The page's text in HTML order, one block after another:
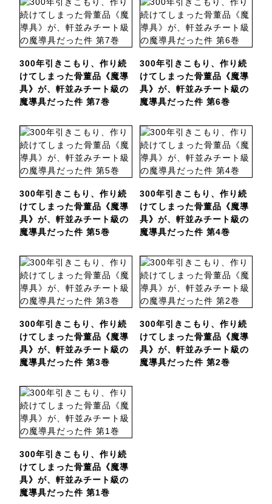
300年引きこもり、作り続
けてしまった骨董品《魔導
具》が、軒並みチート級の
魔導具だった件 第7巻
300年引きこもり、作り続
けてしまった骨董品《魔導
具》が、軒並みチート級の
魔導具だった件 第6巻
300年引きこもり、作り続
けてしまった骨董品《魔導
具》が、軒並みチート級の
魔導具だった件 第5巻
300年引きこもり、作り続
けてしまった骨董品《魔導
具》が、軒並みチート級の
魔導具だった件 第4巻
300年引きこもり、作り続
けてしまった骨董品《魔導
具》が、軒並みチート級の
魔導具だった件 第3巻
300年引きこもり、作り続
けてしまった骨董品《魔導
具》が、軒並みチート級の
魔導具だった件 第2巻
300年引きこもり、作り続
けてしまった骨董品《魔導
具》が、軒並みチート級の
魔導具だった件 第1巻